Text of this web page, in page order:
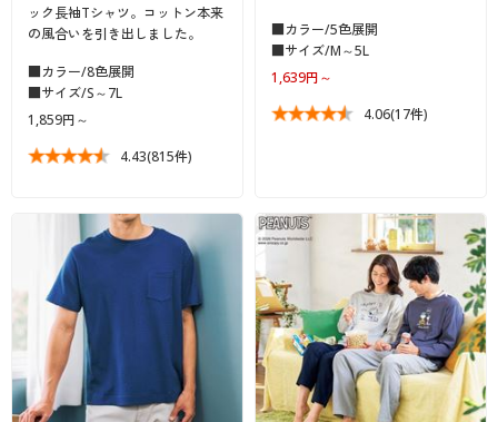
ック長袖Tシャツ。コットン本来
の風合いを引き出しました。
■カラー/8色展開
■サイズ/S～7L
1,859円～
4.43(815件)
■カラー/5色展開
■サイズ/M～5L
1,639円～
4.06(17件)